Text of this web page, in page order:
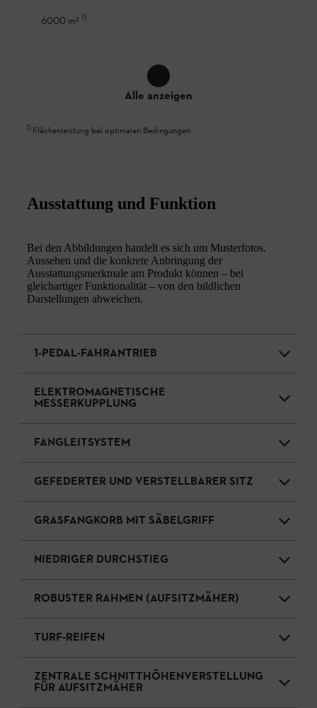
6000 m² 1)
Alle anzeigen
1) Flächenleistung bei optimalen Bedingungen
Ausstattung und Funktion
Bei den Abbildungen handelt es sich um Musterfotos.
Aussehen und die konkrete Anbringung der
Ausstattungsmerkmale am Produkt können – bei
gleichartiger Funktionalität – von den bildlichen
Darstellungen abweichen.
1-PEDAL-FAHRANTRIEB
ELEKTROMAGNETISCHE
MESSERKUPPLUNG
FANGLEITSYSTEM
GEFEDERTER UND VERSTELLBARER SITZ
GRASFANGKORB MIT SÄBELGRIFF
NIEDRIGER DURCHSTIEG
ROBUSTER RAHMEN (AUFSITZMÄHER)
TURF-REIFEN
ZENTRALE SCHNITTHÖHENVERSTELLUNG
FÜR AUFSITZMÄHER